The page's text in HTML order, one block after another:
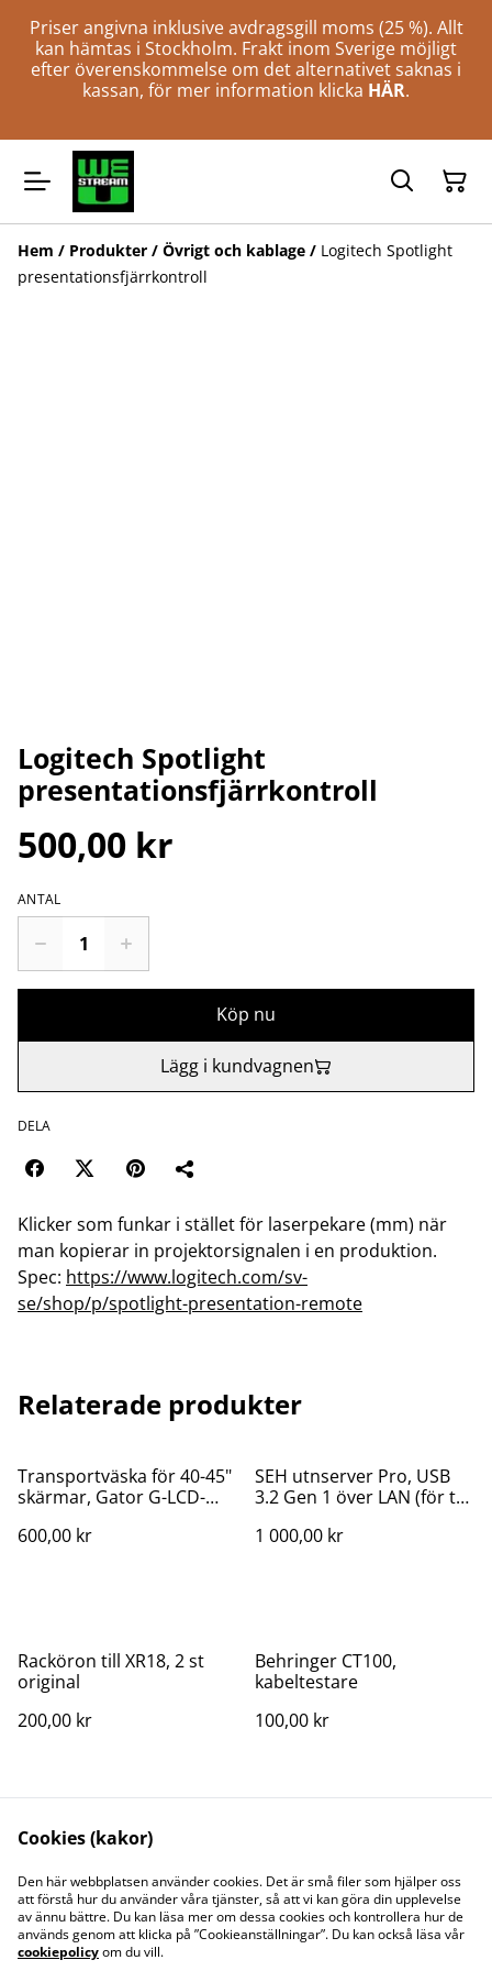
Priser angivna inklusive avdragsgill moms (25 %). Allt
kan hämtas i Stockholm. Frakt inom Sverige möjligt
efter överenskommelse om det alternativet saknas i
kassan, för mer information klicka HÄR.
Hem / Produkter / Övrigt och kablage / Logitech Spotlight
presentationsfjärrkontroll
Logitech Spotlight
presentationsfjärrkontroll
500,00 kr
ANTAL
Köp nu
Lägg i kundvagnen
DELA
Klicker som funkar i stället för laserpekare (mm) när
man kopierar in projektorsignalen i en produktion.
Spec: https://www.logitech.com/sv-
se/shop/p/spotlight-presentation-remote
Relaterade produkter
Transportväska för 40-45"
skärmar, Gator G-LCD-
600,00 kr
SEH utnserver Pro, USB
3.2 Gen 1 över LAN (för tex
1 000,00 kr
Racköron till XR18, 2 st
original
200,00 kr
Behringer CT100,
kabeltestare
100,00 kr
Kontakt
Juridisk information
Integritetspolicy
Cookiepolicy
Cookies (kakor)
Den här webbplatsen använder cookies. Det är små filer som hjälper oss
att förstå hur du använder våra tjänster, så att vi kan göra din upplevelse
av ännu bättre. Du kan läsa mer om dessa cookies och kontrollera hur de
används genom att klicka på ”Cookieanställningar”. Du kan också läsa vår
cookiepolicyom du vill.